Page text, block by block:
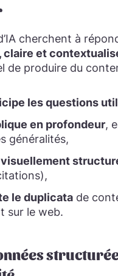
cherchent à
claire et
de produire du
les questions
en profondeur,
généralités,
visuellement
le duplicata de
sur le web.